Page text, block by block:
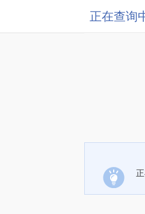
正在查询